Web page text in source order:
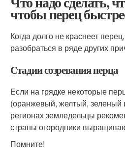
чтобы перец
Когда долго не краснеет
разобраться в ряде других
Стадии созревания перца
Если на грядке некоторые
(оранжевый, желтый, зеленый
регионах земледельцы
страны огородники
Помните!